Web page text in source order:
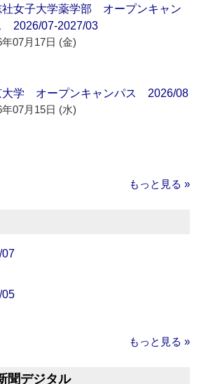
社女子大学薬学部 オープンキャン
2026/07-2027/03
年07月17日 (金)
大学 オープンキャンパス 2026/08
年07月15日 (水)
もっと見る »
もっと見る »
聞デジタル